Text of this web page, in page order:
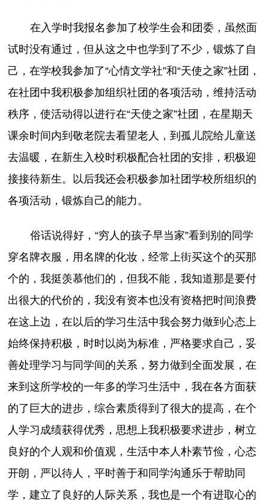
在入学时我报名参加了校学生会和团委，虽然面
试时没有通过，但从这之中也学到了不少，锻炼了自
己，在学校我参加了“心情文学社”和“天使之家”社团，
在社团中我积极参加组织社团的各项活动，维持活动
秩序，使活动得以进行在“天使之家”社团，在星期天
课余时间内到敬老院去看望老人，到孤儿院给儿童送
去温暖，在新生入校时积极配合社团的安排，积极迎
接接待新生。以后我还会积极参加社团学校所组织的
各项活动，锻炼自己的能力。
俗话说得好，“穷人的孩子早当家”看到别的同学
穿名牌衣服，用名牌的化妆，经常上街买这个的买那
个的，我挺羡慕他们的，但我不能，我知道那是要付
出很大的代价的，我没有资本也没有资格把时间浪费
在这上边，在以后的学习生活中我会努力做到心态上
始终保持积极，时时以岗为标准，严格要求自己，妥
善处理学习与同学间的关系，努力做到全面发展，在
来到这所学校的一年多的学习生活中，我在各方面获
的了巨大的进步，综合素质得到了很大的提高，在个
人学习成绩获得优秀，思想上我积极要求进步，树立
良好的个人观和价值观，生活中本人朴素节俭，心态
开朗，严以待人，平时善于和同学沟通乐于帮助同
学，建立了良好的人际关系，我也是一个有进取心的